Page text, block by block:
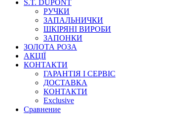
S.T. DUPONT
РУЧКИ
ЗАПАЛЬНИЧКИ
ШКІРЯНІ ВИРОБИ
ЗАПОНКИ
ЗОЛОТА РОЗА
АКЦІЇ
КОНТАКТИ
ГАРАНТІЯ І СЕРВІС
ДОСТАВКА
КОНТАКТИ
Exclusive
Сравнение